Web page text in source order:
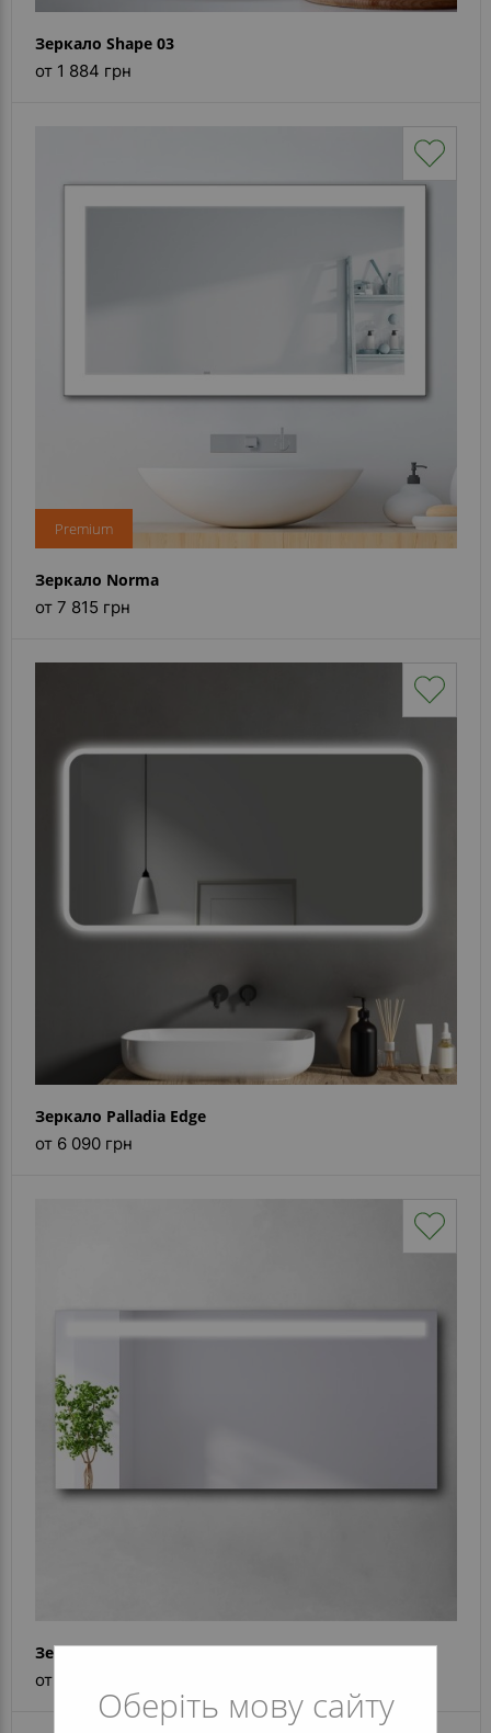
Оберіть мову сайту
Зеркало Shape 03
от 1 884 грн
Premium
Зеркало Norma
от 7 815 грн
Зеркало Palladia Edge
от 6 090 грн
Зеркало Alina
от 4 282 грн